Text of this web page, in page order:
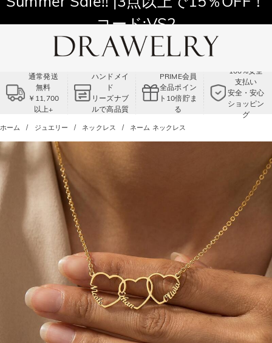
11,700円以上通常配送無料！
Summer Sale!! |3点以上で15％OFF！
コード:VS2
通常発送
無料
￥11,700
以上+
ハンドメイ
ド
リーズナブ
ルで高品質
PRIME会員
全品ポイン
ト10倍貯ま
る
100%安全
支払い
安全・安心
ショッピン
グ
ホーム ジュエリー ネックレス ネーム ネックレス